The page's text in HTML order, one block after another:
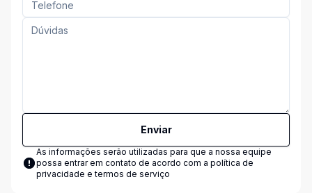
Enviar
As informações serão utilizadas para que a nossa equipe
possa entrar em contato de acordo com a política de
privacidade e termos de serviço